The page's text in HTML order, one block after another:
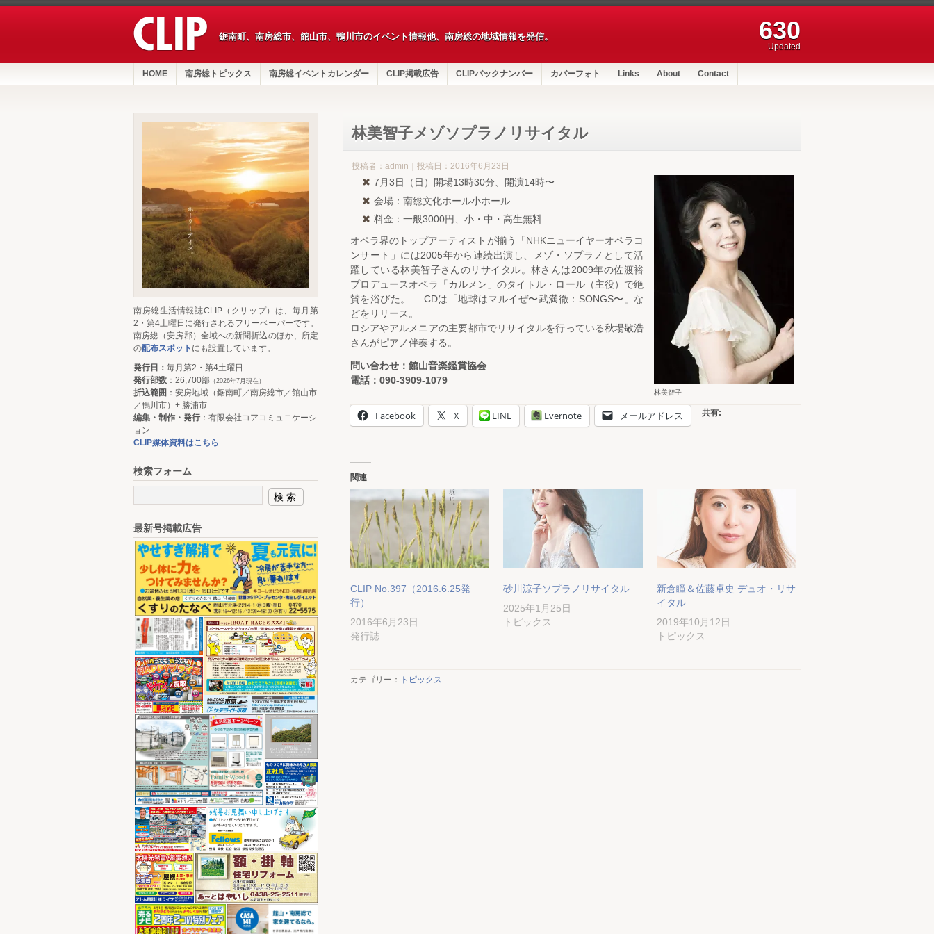
鋸南町、南房総市、館山市、鴨川市のイベント情報他、南房総の地域情報を発信。 630
Updated
HOME 南房総トピックス 南房総イベントカレンダー CLIP掲載広告 CLIPバックナンバー カバーフォト Links About Contact
林美智子メゾソプラノリサイタル
投稿者：admin｜投稿日：2016年6月23日
林美智子
7月3日（日）開場13時30分、開演14時〜
会場：南総文化ホール小ホール
料金：一般3000円、小・中・高生無料
オペラ界のトップアーティストが揃う「NHKニューイヤーオペラコ
ンサート」には2005年から連続出演し、メゾ・ソプラノとして活
躍している林美智子さんのリサイタル。林さんは2009年の佐渡裕
プロデュースオペラ「カルメン」のタイトル・ロール（主役）で絶
賛を浴びた。 CDは「地球はマルイぜ〜武満徹：SONGS〜」な
どをリリース。
ロシアやアルメニアの主要都市でリサイタルを行っている秋場敬浩
さんがピアノ伴奏する。
問い合わせ：館山音楽鑑賞協会
電話：090-3909-1079
共有:
Facebook X LINE Evernote メールアドレス
関連
CLIP No.397（2016.6.25発
行）
2016年6月23日
発行誌
砂川涼子ソプラノリサイタル
2025年1月25日
トピックス
新倉瞳＆佐藤卓史 デュオ・リサ
イタル
2019年10月12日
トピックス
カテゴリー： トピックス
南房総生活情報誌CLIP（クリップ）は、毎月第
2・第4土曜日に発行されるフリーペーパーです。
南房総（安房郡）全域への新聞折込のほか、所定
の配布スポット にも設置しています。
発行日： 毎月第2・第4土曜日
発行部数 ：26,700部 （2026年7月現在）
折込範囲 ：安房地域（鋸南町／南房総市／館山市
／鴨川市）+ 勝浦市
編集・制作・発行：有限会社コアコミュニケーシ
ョン
CLIP媒体資料はこちら
検索フォーム
最新号掲載広告